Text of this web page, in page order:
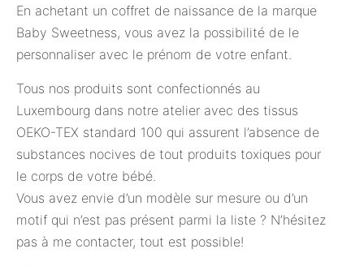
En achetant un coffret de naissance de la marque
Baby Sweetness, vous avez la possibilité de le
personnaliser avec le prénom de votre enfant.
Tous nos produits sont confectionnés au
Luxembourg dans notre atelier avec des tissus
OEKO-TEX standard 100 qui assurent l’absence de
substances nocives de tout produits toxiques pour
le corps de votre bébé.
Vous avez envie d’un modèle sur mesure ou d’un
motif qui n’est pas présent parmi la liste ? N’hésitez
pas à me contacter, tout est possible!